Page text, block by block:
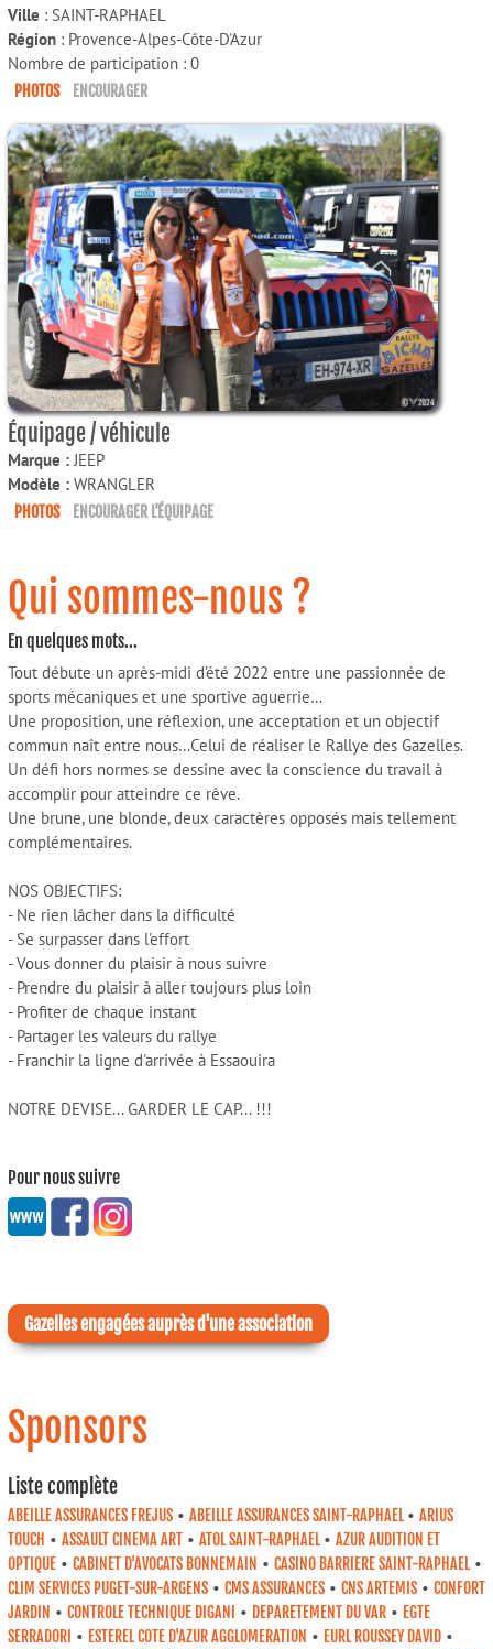
Ville : SAINT-RAPHAEL
Région : Provence-Alpes-Côte-D'Azur
Nombre de participation : 0
PHOTOS ENCOURAGER
Équipage / véhicule
Marque :JEEP
Modèle : WRANGLER
PHOTOS ENCOURAGER L'ÉQUIPAGE
Qui sommes-nous ?
En quelques mots...
Tout débute un après-midi d’été 2022 entre une passionnée de
sports mécaniques et une sportive aguerrie…
Une proposition, une réflexion, une acceptation et un objectif
commun naît entre nous…Celui de réaliser le Rallye des Gazelles.
Un défi hors normes se dessine avec la conscience du travail à
accomplir pour atteindre ce rêve.
Une brune, une blonde, deux caractères opposés mais tellement
complémentaires.
NOS OBJECTIFS:
- Ne rien lâcher dans la difficulté
- Se surpasser dans l'effort
- Vous donner du plaisir à nous suivre
- Prendre du plaisir à aller toujours plus loin
- Profiter de chaque instant
- Partager les valeurs du rallye
- Franchir la ligne d'arrivée à Essaouira
NOTRE DEVISE... GARDER LE CAP... !!!
Pour nous suivre
Gazelles engagées auprès d'une association
Sponsors
Liste complète
ABEILLE ASSURANCES FREJUS • ABEILLE ASSURANCES SAINT-RAPHAEL • ARIUS
TOUCH • ASSAULT CINEMA ART • ATOL SAINT-RAPHAEL • AZUR AUDITION ET
OPTIQUE • CABINET D'AVOCATS BONNEMAIN • CASINO BARRIERE SAINT-RAPHAEL•
CLIM SERVICES PUGET-SUR-ARGENS • CMS ASSURANCES • CNS ARTEMIS • CONFORT
JARDIN • CONTROLE TECHNIQUE DIGANI • DEPARETEMENT DU VAR • EGTE
SERRADORI • ESTEREL COTE D'AZUR AGGLOMERATION • EURL ROUSSEY DAVID •